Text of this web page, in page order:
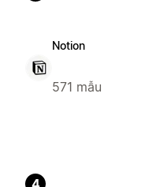
Notion
571 mẫu
4